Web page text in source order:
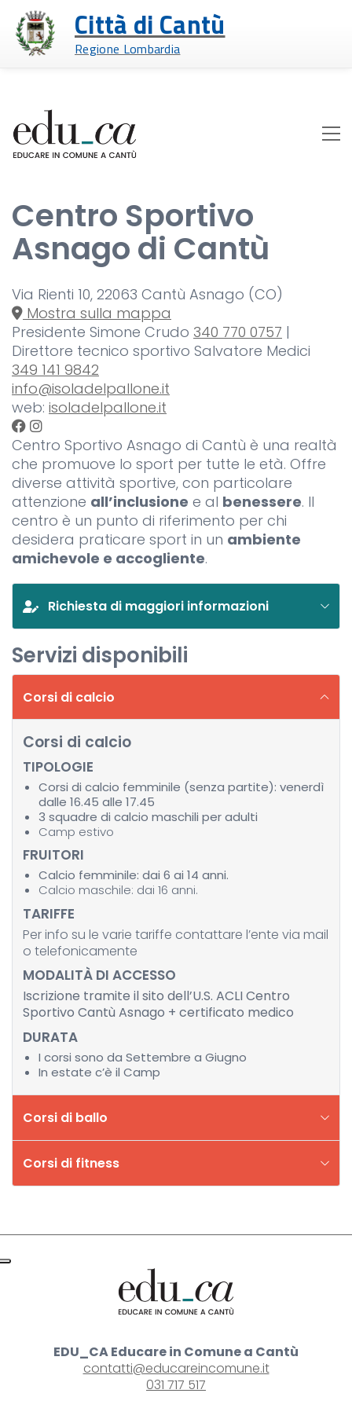
Città di Cantù
Regione Lombardia
Centro Sportivo
Asnago di Cantù
Via Rienti 10, 22063 Cantù Asnago (CO)
Mostra sulla mappa
Presidente Simone Crudo 340 770 0757 |
Direttore tecnico sportivo Salvatore Medici
349 141 9842
info@isoladelpallone.it
web: isoladelpallone.it
Centro Sportivo Asnago di Cantù è una realtà
che promuove lo sport per tutte le età. Offre
diverse attività sportive, con particolare
attenzione all’inclusione e al benessere. Il
centro è un punto di riferimento per chi
desidera praticare sport in un ambiente
amichevole e accogliente.
Richiesta di maggiori informazioni
Servizi disponibili
Corsi di calcio
Corsi di calcio
TIPOLOGIE
Corsi di calcio femminile (senza partite): venerdì
dalle 16.45 alle 17.45
3 squadre di calcio maschili per adulti
Camp estivo
FRUITORI
Calcio femminile: dai 6 ai 14 anni.
Calcio maschile: dai 16 anni.
TARIFFE
Per info su le varie tariffe contattare l’ente via mail
o telefonicamente
MODALITÀ DI ACCESSO
Iscrizione tramite il sito dell’U.S. ACLI Centro
Sportivo Cantù Asnago + certificato medico
DURATA
I corsi sono da Settembre a Giugno
In estate c’è il Camp
Corsi di ballo
Corsi di fitness
EDU_CA Educare in Comune a Cantù
contatti@educareincomune.it
031 717 517